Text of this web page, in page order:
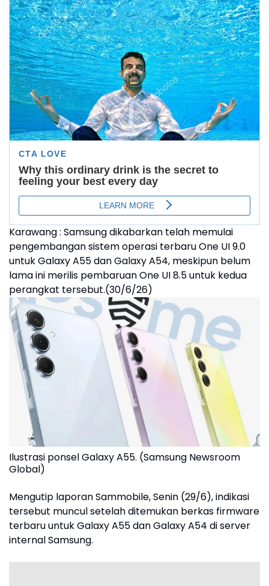
Karawang : Samsung dikabarkan telah memulai
pengembangan sistem operasi terbaru One UI 9.0
untuk Galaxy A55 dan Galaxy A54, meskipun belum
lama ini merilis pembaruan One UI 8.5 untuk kedua
perangkat tersebut.(30/6/26)
Ilustrasi ponsel Galaxy A55. (Samsung Newsroom
Global)
Mengutip laporan Sammobile, Senin (29/6), indikasi
tersebut muncul setelah ditemukan berkas firmware
terbaru untuk Galaxy A55 dan Galaxy A54 di server
internal Samsung.